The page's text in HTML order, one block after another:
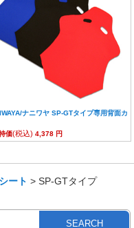
ナニワヤ SP-GTタイプ専用背面カ
価(税込) 4,378 円
シート > SP-GTタイプ
SEARCH